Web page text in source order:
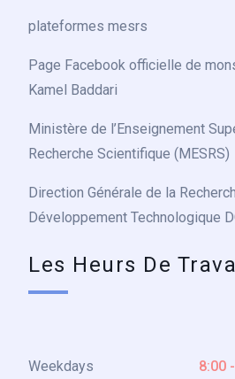
plateformes mesrs
Page Facebook officielle de
Kamel Baddari
Ministère de l’Enseignement
Recherche Scientifique (MESRS)
Direction Générale de la
Développement Technologique
Les Heurs De
Weekdays 8:00